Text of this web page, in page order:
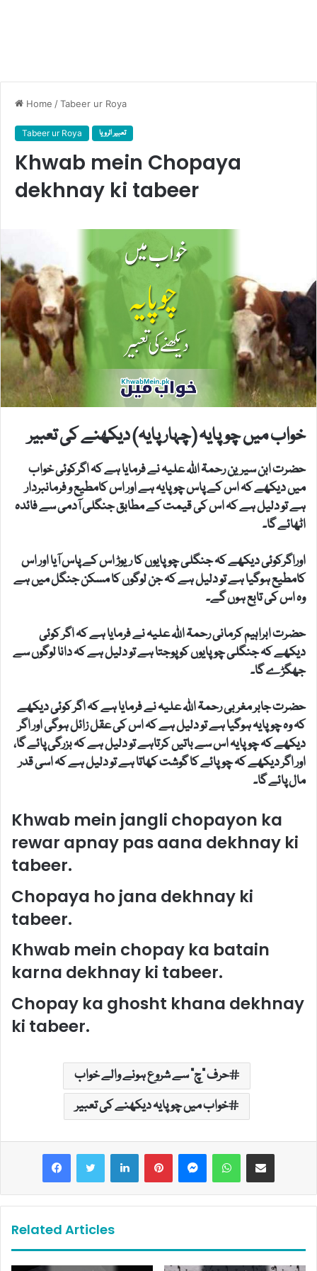
Home /Tabeer ur Roya
Tabeer ur Roya تعبیر الرویا
Khwab mein Chopaya
dekhnay ki tabeer
خواب میں چوپایہ (چہار پایہ) دیکھنے کی تعبیر
حضرت ابن سیرین رحمۃ اللہ علیہ نے فرمایا ہے کہ اگرکوئی خواب
میں دیکھے کہ اس کے پاس چوپایہ ہے اور اس کامطیع و فرمانبردار
ہے تو دلیل ہے کہ اس کی قیمت کے مطابق جنگلی آدمی سے فائدہ
اٹھائے گا۔
اوراگرکوئی دیکھے کہ جنگلی چوپایوں کا ریوڑ اس کے پاس آیا اور اس
کامطیع ہوگیا ہے تو دلیل ہے کہ جن لوگوں کا مسکن جنگل میں ہے
وہ اس کی تابع ہوں گے۔
حضرت ابراہیم کرمانی رحمۃ اللہ علیہ نے فرمایا ہے کہ اگر کوئی
دیکھے کہ جنگلی چوپایوں کو پوجتا ہے تو دلیل ہے کہ دانا لوگوں سے
جھگڑے گا۔
حضرت جابر مغربی رحمۃ اللہ علیہ نے فرمایا ہے کہ اگر کوئی دیکھے
کہ وہ چوپایہ ہوگیا ہے تو دلیل ہے کہ اس کی عقل زائل ہوگی اور اگر
دیکھے کہ چوپایہ اس سے باتیں کرتاہے تو دلیل ہے کہ بزرگی پائے گا،
اور اگر دیکھے کہ چوپائے کا گوشت کھاتا ہے تو دلیل ہے کہ اسی قدر
مال پائے گا۔
Khwab mein jangli chopayon ka
rewar apnay pas aana dekhnay ki
tabeer.
Chopaya ho jana dekhnay ki
tabeer.
Khwab mein chopay ka batain
karna dekhnay ki tabeer.
Chopay ka ghosht khana dekhnay
ki tabeer.
حرف "چ" سے شروع ہونے والے خواب
خواب میں چوپایہ دیکھنے کی تعبیر
LinkedInPinterestMessengerWhatsAppShare via Email
Related Articles